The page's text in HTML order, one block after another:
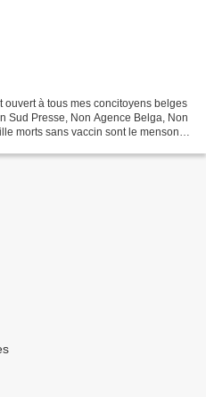
à tous mes concitoyens belges
Sud Presse, Non Agence Belga, Non
morts sans vaccin sont le mensonge